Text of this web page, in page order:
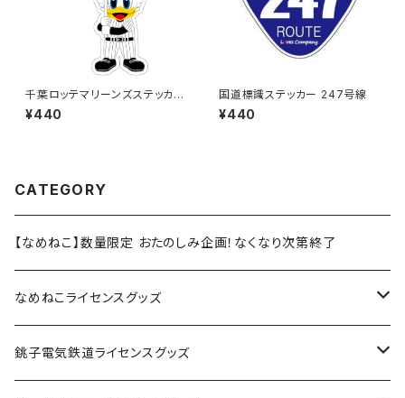
千葉ロッテマリーンズステッカー
12
¥440
国道標識ステッカー 247号線
¥440
CATEGORY
【なめねこ】数量限定 おたのしみ企画！なくなり次第終了
なめねこライセンスグッズ
Tシャツ
銚子電気鉄道ライセンスグッズ